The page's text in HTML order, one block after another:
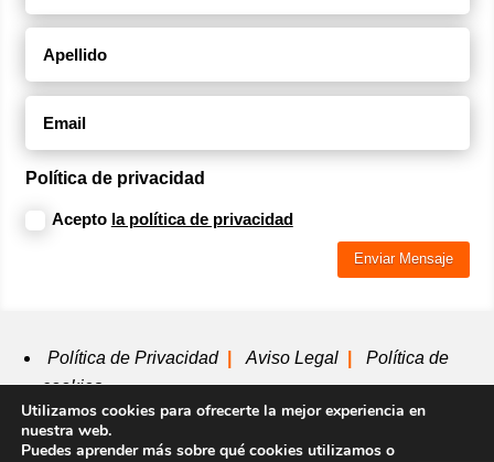
Política de privacidad
Acepto la política de privacidad
Enviar Mensaje
Política de Privacidad Aviso Legal
Política de
cookies
Utilizamos cookies para ofrecerte la mejor experiencia en
nuestra web.
Puedes aprender más sobre qué cookies utilizamos o